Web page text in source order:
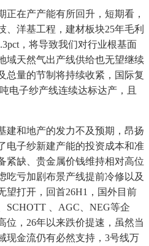
在产产能有所回升，短期看，
、洋基工程，建材板块25年毛利
，将导致我们对行业根基面
域天然气出产线供给也无望继续
总量的节制将持续收紧，国际复
电子纱产线连续达标达产，且
和地产的发力不及预期，昂扬
电子纱新建产能的投资成本和准
紧缺、贵金属价钱维持相对高位
吃亏加剧布景产线提前冷修以及
望打开，回首26H1，国外目前
SCHOTT 、AGC、NEG等企
位，26年以来跌价提速，虽然当
现金流仍有必然支持，3号线万